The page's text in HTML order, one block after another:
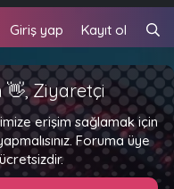
Giriş yap Kayıt ol
Ziyaretçi
erişim sağlamak için
Foruma üye